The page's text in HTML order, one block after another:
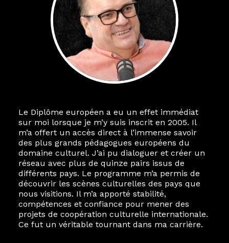
Le Diplôme européen a eu un effet immédiat
sur moi lorsque je m’y suis inscrit en 2005. Il
m’a offert un accès direct à l’immense savoir
des plus grands pédagogues européens du
domaine culturel. J’ai pu dialoguer et créer un
réseau avec plus de quinze pairs issus de
différents pays. Le programme m’a permis de
découvrir les scènes culturelles des pays que
nous visitions. Il m’a apporté stabilité,
compétences et confiance pour mener des
projets de coopération culturelle internationale.
Ce fut un véritable tournant dans ma carrière.